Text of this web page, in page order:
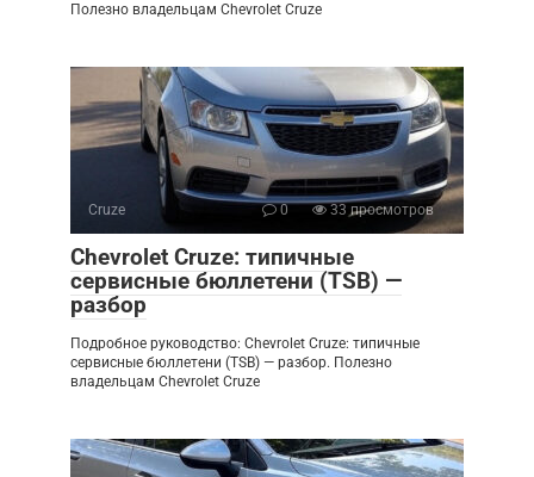
Полезно владельцам Chevrolet Cruze
Cruze 0 33 просмотров
Chevrolet Cruze: типичные
сервисные бюллетени (TSB) —
разбор
Подробное руководство: Chevrolet Cruze: типичные
сервисные бюллетени (TSB) — разбор. Полезно
владельцам Chevrolet Cruze